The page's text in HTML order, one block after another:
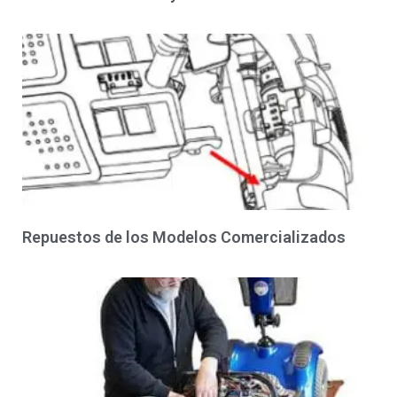
Repuestos de los Modelos Comercializados